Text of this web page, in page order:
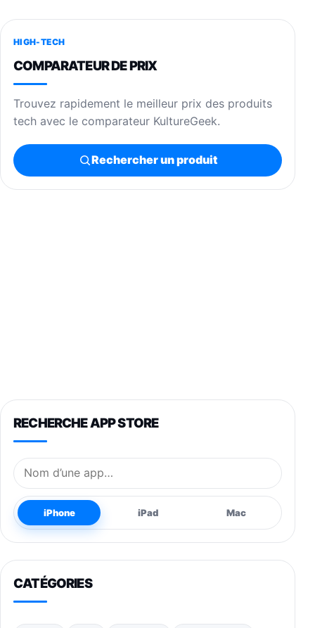
HIGH-TECH
COMPARATEUR DE PRIX
Trouvez rapidement le meilleur prix des produits
tech avec le comparateur KultureGeek.
Rechercher un produit
RECHERCHE APP STORE
Nom de l’application
iPhone iPad Mac
CATÉGORIES